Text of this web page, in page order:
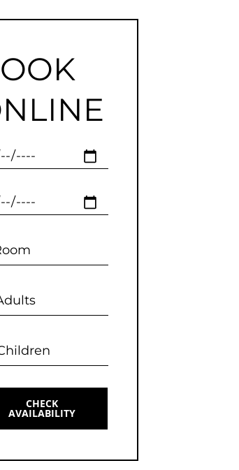
CHECK
AVAILABILITY